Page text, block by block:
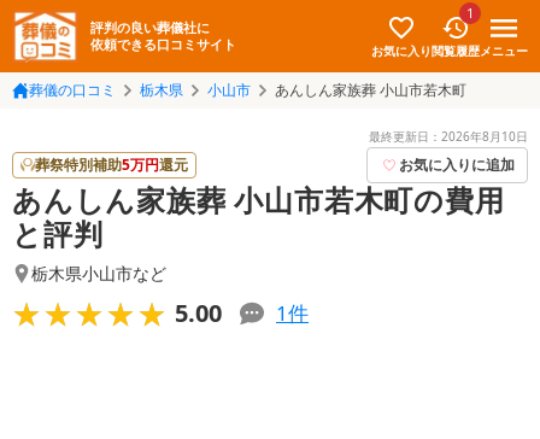
評判の良い葬儀社に
依頼できる口コミサイト
お気に入り
1
閲覧履歴メニュー
葬儀の口コミ 栃木県 小山市 あんしん家族葬 小山市若木町
最終更新日： 2026年8月10日
葬祭特別補助5万円還元 お気に入りに追加
あんしん家族葬 小山市若木町の費用
と評判
栃木県小山市など
★★★★★
★★★★★ 5.00 1件